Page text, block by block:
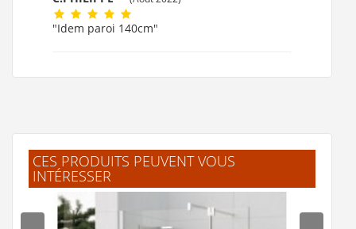
"Idem paroi 140cm"
L.Pascal (Mars 2022)
A.Fabrice (Janvier 2022)
"rien à signaler"
CES PRODUITS PEUVENT VOUS
INTÉRESSER